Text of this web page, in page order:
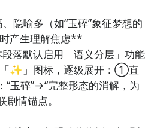
游开测表地址
公测时间的关注方法就讲到这
掌握好以上三种技巧了呢，随
篇什么时候开测，什么时候开
信息，还有一个办法就是留意
隐喻多（如“玉碎”象征梦想的
产生理解焦虑**
落默认启用「语义分层」功能
✨」图标，逐级展开：①直
玉碎”→“完整形态的消解，为
情锚点。